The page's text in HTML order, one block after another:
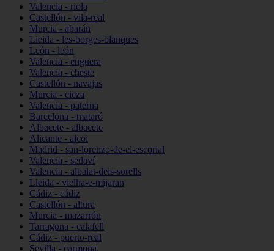
Valencia - riola
Castellón - vila-real
Murcia - abarán
Lleida - les-borges-blanques
León - león
Valencia - enguera
Valencia - cheste
Castellón - navajas
Murcia - cieza
Valencia - paterna
Barcelona - mataró
Albacete - albacete
Alicante - alcoi
Madrid - san-lorenzo-de-el-escorial
Valencia - sedaví
Valencia - albalat-dels-sorells
Lleida - vielha-e-mijaran
Cádiz - cádiz
Castellón - altura
Murcia - mazarrón
Tarragona - calafell
Cádiz - puerto-real
Sevilla - carmona